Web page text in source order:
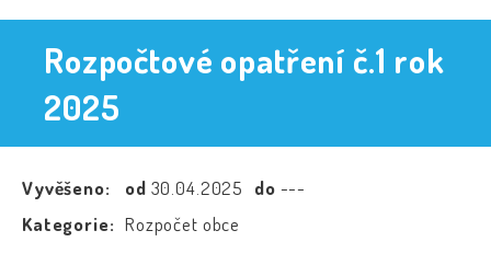
ÚŘEDNÍ DESKA
Rozpočtové opatření č.1 rok
2025
Vyvěšeno: od 30.04.2025 do ---
Kategorie: Rozpočet obce